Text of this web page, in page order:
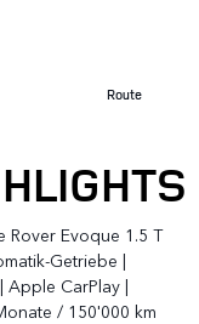
Route
Rover Evoque 1.5 T
Getriebe |
Apple CarPlay |
/ 150'000 km